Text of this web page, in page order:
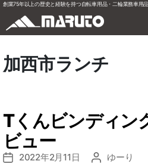
創業75年以上の歴史と経験を持つ自転車用品・二輪業務車用
加西市ランチ
Tくんビンディン
ビュー
投
2022年2月11日
投
ゆーり